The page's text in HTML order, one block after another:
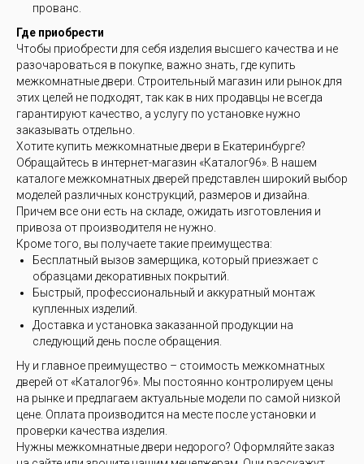
прованс.
Где приобрести
Чтобы приобрести для себя изделия высшего качества и не
разочароваться в покупке, важно знать, где купить
межкомнатные двери. Строительный магазин или рынок для
этих целей не подходят, так как в них продавцы не всегда
гарантируют качество, а услугу по установке нужно
заказывать отдельно.
Хотите купить межкомнатные двери в Екатеринбурге?
Обращайтесь в интернет-магазин «Каталог96». В нашем
каталоге межкомнатных дверей представлен широкий выбор
моделей различных конструкций, размеров и дизайна.
Причем все они есть на складе, ожидать изготовления и
привоза от производителя не нужно.
Кроме того, вы получаете такие преимущества:
Бесплатный вызов замерщика, который приезжает с
образцами декоративных покрытий.
Быстрый, профессиональный и аккуратный монтаж
купленных изделий.
Доставка и установка заказанной продукции на
следующий день после обращения.
Ну и главное преимущество – стоимость межкомнатных
дверей от «Каталог96». Мы постоянно контролируем цены
на рынке и предлагаем актуальные модели по самой низкой
цене. Оплата производится на месте после установки и
проверки качества изделия.
Нужны межкомнатные двери недорого? Оформляйте заказ